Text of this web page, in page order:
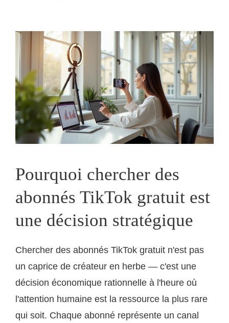
Pourquoi chercher des
abonnés TikTok gratuit est
une décision stratégique
Chercher des abonnés TikTok gratuit n'est pas
un caprice de créateur en herbe — c'est une
décision économique rationnelle à l'heure où
l'attention humaine est la ressource la plus rare
qui soit. Chaque abonné représente un canal